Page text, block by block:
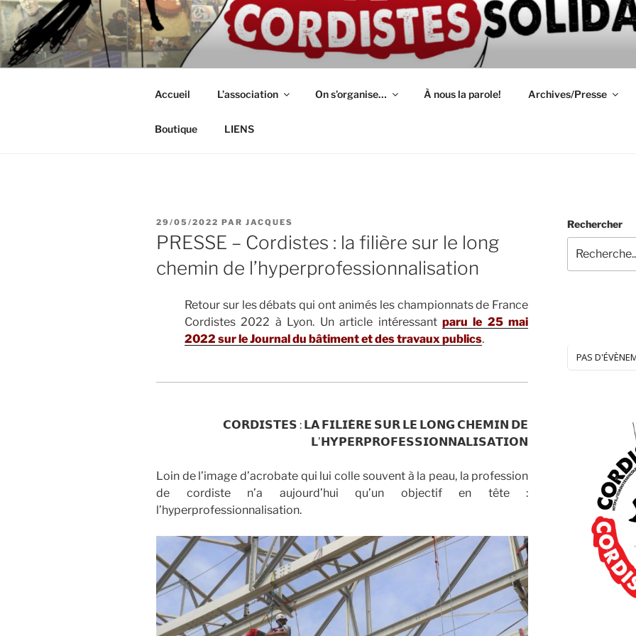
Aller
au
contenu
principal
ASSOCIATION D'AUTODÉFENSE
CORDISTES
Intérimaires, embauché(e)s, indépendant(e)s : lutte, entraide, partage d'infos et
Accueil L’association On s’organise… À nous la parole! Archives/Presse
Boutique LIENS
PUBLIÉ
LE
29/05/2022 PAR JACQUES
PRESSE – Cordistes : la filière sur le long
chemin de l’hyperprofessionnalisation
Retour sur les débats qui ont animés les championnats de France
Cordistes 2022 à Lyon. Un article intéressantparu le 25 mai
2022 sur le Journal du bâtiment et des travaux publics.
𝗖𝗢𝗥𝗗𝗜𝗦𝗧𝗘𝗦 : 𝗟𝗔 𝗙𝗜𝗟𝗜𝗘̀𝗥𝗘 𝗦𝗨𝗥 𝗟𝗘 𝗟𝗢𝗡𝗚 𝗖𝗛𝗘𝗠𝗜𝗡 𝗗𝗘
𝗟’𝗛𝗬𝗣𝗘𝗥𝗣𝗥𝗢𝗙𝗘𝗦𝗦𝗜𝗢𝗡𝗡𝗔𝗟𝗜𝗦𝗔𝗧𝗜𝗢𝗡
Loin de l’image d’acrobate qui lui colle souvent à la peau, la profession
de cordiste n’a aujourd’hui qu’un objectif en tête :
l’hyperprofessionnalisation.
Rechercher
PAS